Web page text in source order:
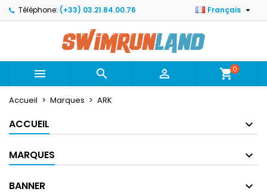
Téléphone: (+33) 03.21.84.00.76 Français 
   shopping_cart0
Accueil Marques ARK
ACCUEIL
MARQUES
BANNER
Mes listes ×
Créer une nouvelle liste
((modalTitle)) ×
((confirmMessage))
Créer une liste d'envies ×
Nom de la liste d'envies
Connexion ×
Vous devez être connecté pour ajouter des produits
à votre liste d'envies.